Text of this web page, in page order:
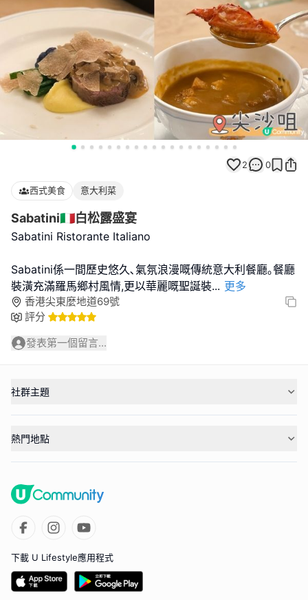
2 0
西式美食 意大利菜
Sabatini🇮🇹白松露盛宴
Sabatini Ristorante Italiano
Sabatini係一間歷史悠久､氣氛浪漫嘅傳統意大利餐廳｡餐廳
裝潢充滿羅馬鄉村風情,更以華麗嘅聖誕裝... 更多
香港尖東麼地道69號
評分
發表第一個留言...
社群主題
熱門地點
下載 U Lifestyle應用程式